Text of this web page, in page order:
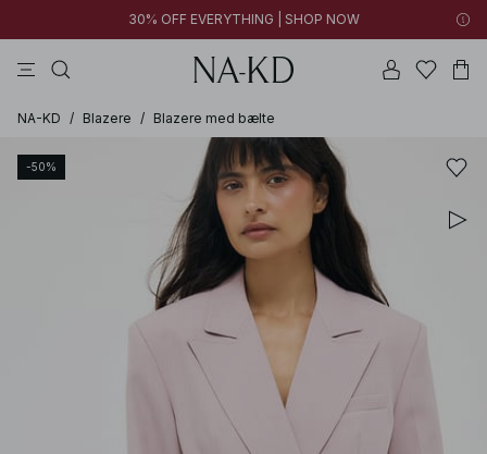
30% OFF EVERYTHING | SHOP NOW
NA-KD / Blazere / Blazere med bælte
-50%